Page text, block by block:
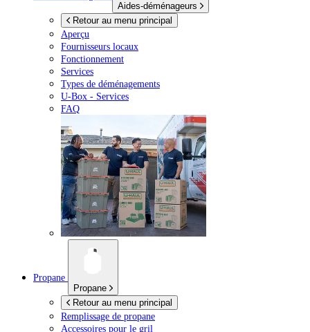
Aides-déménageurs
Retour au menu principal
Aperçu
Fournisseurs locaux
Fonctionnement
Services
Types de déménagements
U-Box - Services
FAQ
Propane
Propane
Retour au menu principal
Remplissage de propane
Accessoires pour le gril